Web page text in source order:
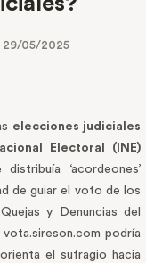
29/05/2025
elecciones judiciales
Electoral (INE)
‘acordeones’
de guiar el voto de los
y Denuncias del
podría
el sufragio hacia